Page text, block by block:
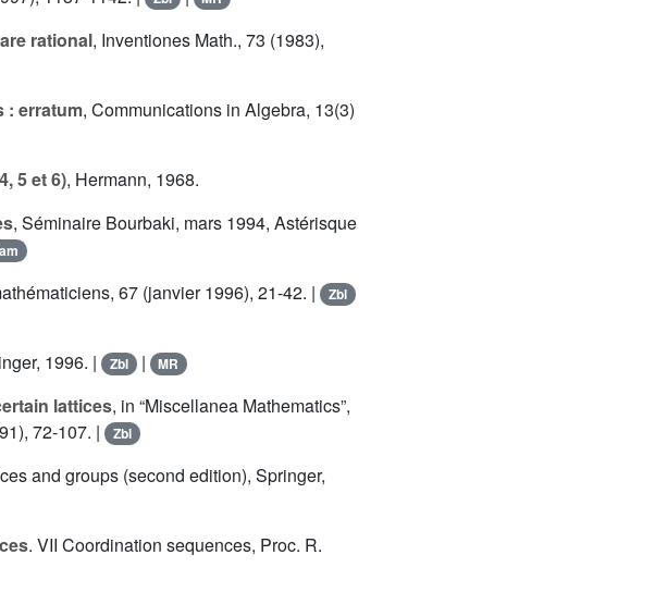
rational, Inventiones Math., 73 (1983),
: erratum, Communications in Algebra, 13(3)
5 et 6), Hermann, 1968.
, Séminaire Bourbaki, mars 1994, Astérisque
67 (janvier 1996), 21-42. | Zbl
1996. | Zbl | MR
lattices, in “Miscellanea Mathematics”,
72-107. |
Zbl
and groups (second edition), Springer,
. VII Coordination sequences, Proc. R.